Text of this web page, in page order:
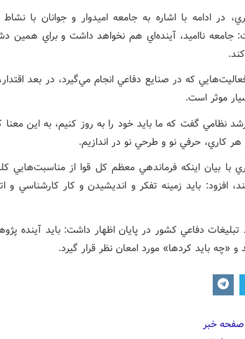
در ادامه با اشاره به جامعه اميدوار و جوانان با
جامعه نااميد، آينده‌اي هم نخواهد داشت و براي همين
که در صنايع دفاعي انجام مي‌گيرد، در بعد اقتدار،
موثر است.
نظامي گفت که ما بايد خود را به روز کنيم، به اين معنا
کاري، حرفي نو و طرحي نو در اندازيم.
با بيان اينکه فرماندهي معظم کل قوا از مناسبت‌هايي
افزود: بايد زمينه تفکر و انديشيدن و کار کارشناسي و
دفاعي کشور در پايان اظهار داشت: بايد آينده
و «چه بايد کردها» مورد امعان نظر قرار گيرد.